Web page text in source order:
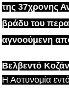
της 37χρονης
βράδυ του
αγνοούμενη
Βελβεντό
Η Αστυνομία